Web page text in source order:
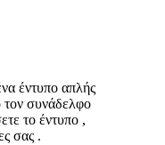
έντυπο απλής
τον συνάδελφο
το έντυπο ,
σας .